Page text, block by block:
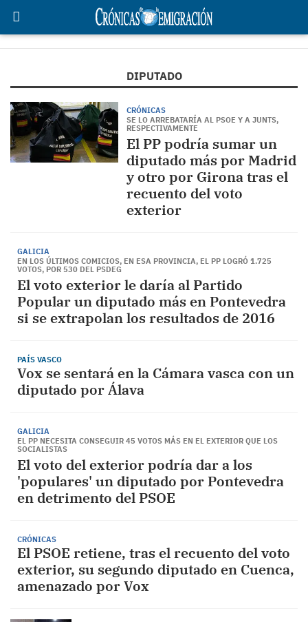
DIPUTADO
CRÓNICAS
SE LO ARREBATARÍA AL PSOE Y A JUNTS,
RESPECTIVAMENTE
El PP podría sumar un
diputado más por Madrid
y otro por Girona tras el
recuento del voto
exterior
GALICIA
EN LOS ÚLTIMOS COMICIOS, EN ESA PROVINCIA, EL PP LOGRÓ 1.725
VOTOS, POR 530 DEL PSDEG
El voto exterior le daría al Partido
Popular un diputado más en Pontevedra
si se extrapolan los resultados de 2016
PAÍS VASCO
Vox se sentará en la Cámara vasca con un
diputado por Álava
GALICIA
EL PP NECESITA CONSEGUIR 45 VOTOS MÁS EN EL EXTERIOR QUE LOS
SOCIALISTAS
El voto del exterior podría dar a los
'populares' un diputado por Pontevedra
en detrimento del PSOE
CRÓNICAS
El PSOE retiene, tras el recuento del voto
exterior, su segundo diputado en Cuenca,
amenazado por Vox